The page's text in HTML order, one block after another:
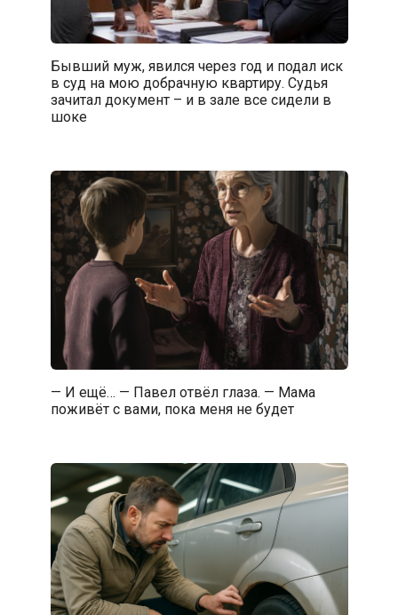
Бывший муж, явился через год и подал иск
в суд на мою добрачную квартиру. Судья
зачитал документ – и в зале все сидели в
шоке
— И ещё… — Павел отвёл глаза. — Мама
поживёт с вами, пока меня не будет